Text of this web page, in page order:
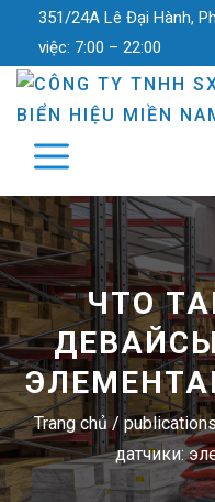
351/24A Lê Đại Hành,
việc: 7:00 – 22:00
ЧТО
Trang chủ/
датчики: